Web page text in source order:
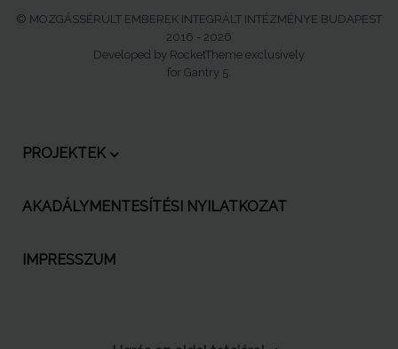
© MOZGÁSSÉRÜLT EMBEREK INTEGRÁLT INTÉZMÉNYE BUDAPEST
2016 - 2026
Developed by RocketTheme exclusively
for Gantry 5.
PROJEKTEK
AKADÁLYMENTESÍTÉSI NYILATKOZAT
IMPRESSZUM